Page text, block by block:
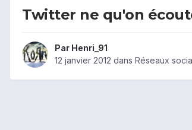
Twitter ne qu'on
Par Henri_91
12 janvier 2012 dans Réseaux